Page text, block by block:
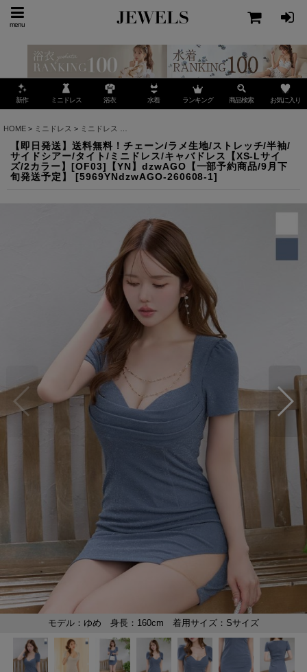
menu
新作 ミニドレス 浴衣 水着 ランキング 商品検索 お気に入り
HOME > ミニドレス > ミニドレス
【即日発送】送料無料！チェーン/ラメ生地/ストレッチ/半袖/
サイドシアー/タイト/ミニドレス/キャバドレス【XS-Lサイ
ズ/2カラー】[OF03]【YN】dzwAGO【一部予約商品/9月下
旬発送予定】
[5969YNdzwAGO-260608-1]